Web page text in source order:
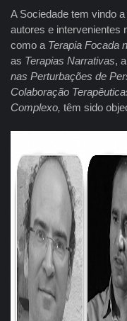
A Sociedade tem vindo
autores e intervenientes
como a Terapia Focada
as Terapias Narrativas, a
nas Perturbações de
Colaboração
Complexo, têm sido